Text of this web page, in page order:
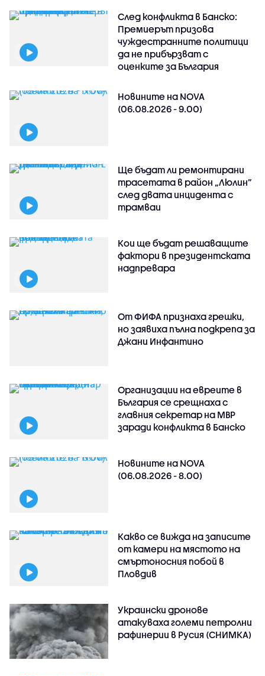
След конфликта в Банско:
Премиерът призова
чуждестранните политици
да не прибързват с
оценките за България
Новините на NOVA
(06.08.2026 - 9.00)
Ще бъдат ли ремонтирани
трасетата в район „Люлин”
след двата инцидента с
трамваи
Кои ще бъдат решаващите
фактори в президентската
надпревара
От ФИФА признаха грешки,
но заявиха пълна подкрепа за
Джани Инфантино
Организации на евреите в
България се срещнаха с
главния секретар на МВР
заради конфликта в Банско
Новините на NOVA
(06.08.2026 - 8.00)
Какво се вижда на записите
от камери на мястото на
смъртоносния побой в
Пловдив
Украински дронове
атакуваха големи петролни
рафинерии в Русия (СНИМКА)